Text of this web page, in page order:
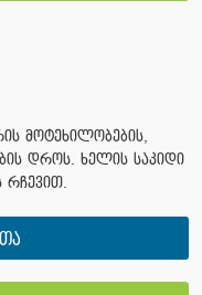
მოტეხილობების,
დროს. ხელის საკიდი
რჩევით.